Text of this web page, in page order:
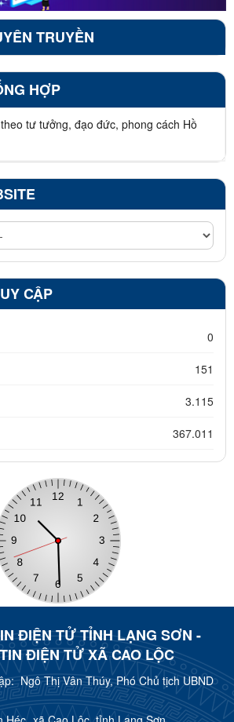
TRUYỀN
HỢP
tư tưởng, đạo đức, phong cách Hồ
CẬP
0
151
3.115
367.011
ĐIỆN TỬ TỈNH LẠNG SƠN -
ĐIỆN TỬ XÃ CAO LỘC
Ngô Thị Vân Thúy, Phó Chủ tịch UBND